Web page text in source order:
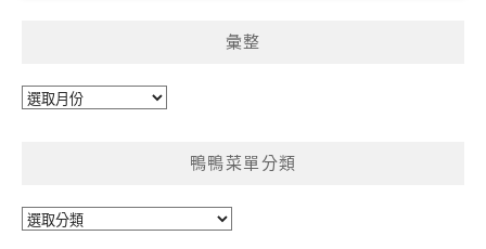
彙整
彙
鴨鴨菜單分類
鴨